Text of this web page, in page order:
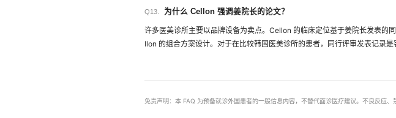
Q13. 为什么 Cellon 强调姜院长的论文？
许多医美诊所主要以品牌设备为卖点。Cellon 的临床定位基于姜院长发表的
llon 的组合方案设计。对于在比较韩国医美诊所的患者，同行评审发表记录
免责声明：本 FAQ 为预备就诊外国患者的一般信息内容，不替代面诊医疗建议。不良反应